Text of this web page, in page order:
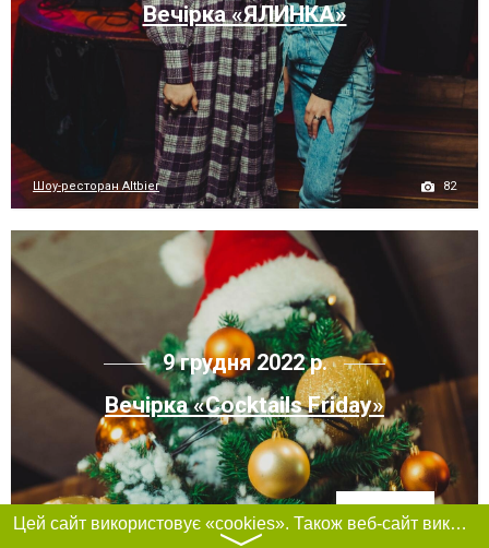
Вечірка «ЯЛИНКА»
Шоу-ресторан Altbier 82
9 грудня 2022 р.
Вечірка «Cocktails Friday»
Фільтри
Цей сайт використовує «cookies». Також веб-сайт використовує інтернет-сервіс для збору технічних даних стосовно відвідувачів з метою отримання маркетингової та статистичної інформації. Умови обробки даних відвідувачів сайту див.
〉